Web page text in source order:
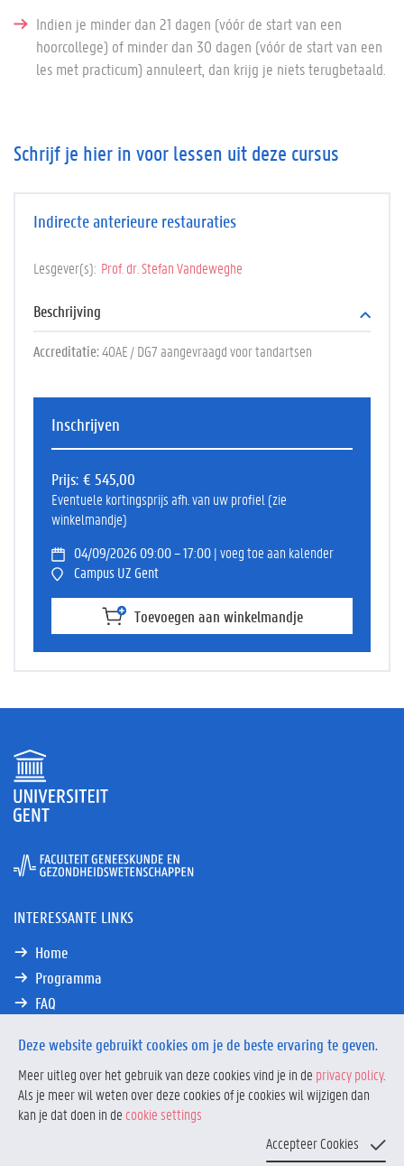
Indien je minder dan 21 dagen (vóór de start van een
hoorcollege) of minder dan 30 dagen (vóór de start van een
les met practicum) annuleert, dan krijg je niets terugbetaald.
Schrijf je hier in voor lessen uit deze cursus
Indirecte anterieure restauraties
Lesgever(s) Prof. dr. Stefan Vandeweghe
Beschrijving
Accreditatie:40AE / DG7 aangevraagd voor tandartsen
Inschrijven
Prijs € 545,00
Eventuele kortingsprijs afh. van uw profiel (zie
winkelmandje)
04/09/2026 09:00 – 17:00| voeg toe aan kalender
Campus UZ Gent
Toevoegen aan winkelmandje
INTERESSANTE LINKS
Home
Programma
FAQ
disclaimer
© 2021 The GHALL
Deze website gebruikt cookies om je de beste ervaring te geven.
Meer uitleg over het gebruik van deze cookies vind je in de privacy policy.
Als je meer wil weten over deze cookies of je cookies wil wijzigen dan
kan je dat doen in de cookie settings
Accepteer Cookies